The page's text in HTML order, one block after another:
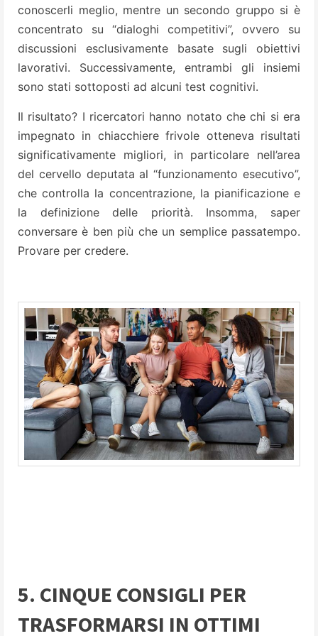
conoscerli meglio, mentre un secondo gruppo si è
concentrato su “dialoghi competitivi”, ovvero su
discussioni esclusivamente basate sugli obiettivi
lavorativi. Successivamente, entrambi gli insiemi
sono stati sottoposti ad alcuni test cognitivi.
Il risultato? I ricercatori hanno notato che chi si era
impegnato in chiacchiere frivole otteneva risultati
significativamente migliori, in particolare nell’area
del cervello deputata al “funzionamento esecutivo”,
che controlla la concentrazione, la pianificazione e
la definizione delle priorità. Insomma, saper
conversare è ben più che un semplice passatempo.
Provare per credere.
5. CINQUE CONSIGLI PER
TRASFORMARSI IN OTTIMI